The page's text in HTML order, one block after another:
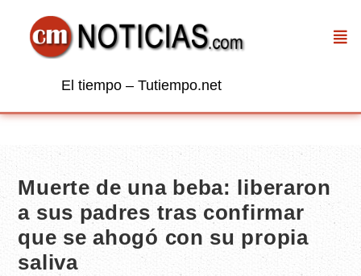
El tiempo – Tutiempo.net
Muerte de una beba: liberaron
a sus padres tras confirmar
que se ahogó con su propia
saliva